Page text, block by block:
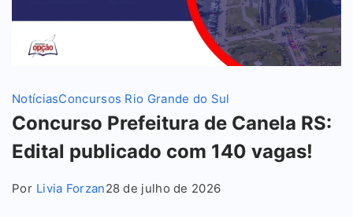
NotíciasConcursos Rio Grande do Sul
Concurso Prefeitura de Canela RS:
Edital publicado com 140 vagas!
Por Livia Forzan28 de julho de 2026